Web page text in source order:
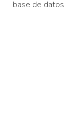
base de datos